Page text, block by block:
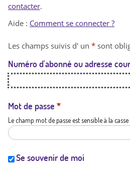
t
a
t
i
contacter.
Aide : Comment se connecter ?
Les champs suivis d' un * sont
Numéro d'abonné ou adresse
Mot de passe *
Le champ mot de passe est sensible à la
Se souvenir de moi